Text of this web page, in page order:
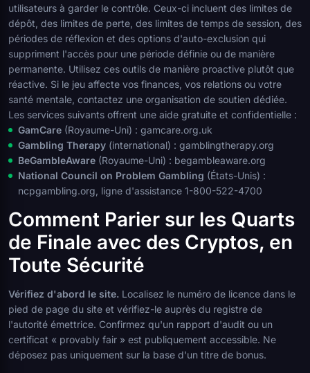
utilisateurs à garder le contrôle. Ceux-ci incluent des limites de
dépôt, des limites de perte, des limites de temps de session, des
périodes de réflexion et des options d'auto-exclusion qui
suppriment l'accès pour une période définie ou de manière
permanente. Utilisez ces outils de manière proactive plutôt que
réactive. Si le jeu affecte vos finances, vos relations ou votre
santé mentale, contactez une organisation de soutien dédiée.
Les services suivants offrent une aide gratuite et confidentielle :
GamCare (Royaume-Uni) : gamcare.org.uk
Gambling Therapy (international) : gamblingtherapy.org
BeGambleAware (Royaume-Uni) : begambleaware.org
National Council on Problem Gambling (États-Unis) :
ncpgambling.org, ligne d'assistance 1-800-522-4700
Comment Parier sur les Quarts
de Finale avec des Cryptos, en
Toute Sécurité
Vérifiez d'abord le site. Localisez le numéro de licence dans le
pied de page du site et vérifiez-le auprès du registre de
l'autorité émettrice. Confirmez qu'un rapport d'audit ou un
certificat « provably fair » est publiquement accessible. Ne
déposez pas uniquement sur la base d'un titre de bonus.